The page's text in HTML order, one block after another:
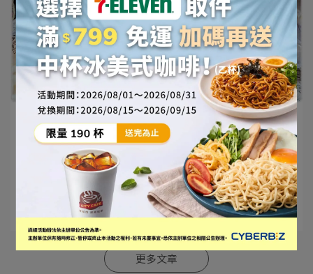
大拙匠人食品團隊 | 2021-04-23
3000萬瀏覽美食部落客《小涼的美食小天⋯
閱讀更多 ->
更多文章